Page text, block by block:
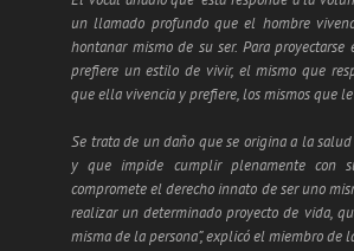
un llamado profundo que el hombre
hontanar mismo de su ser. Para
prefiere un estilo de vivir, el mismo que
que ella vivencia y prefiere, los mismos que
Se trata de un daño que se origina a la
y que impide cumplir plenamente con
compromete el derecho innato de ser uno
realizar un determinado proyecto de vida,
misma de la persona”, explicó el miembro de